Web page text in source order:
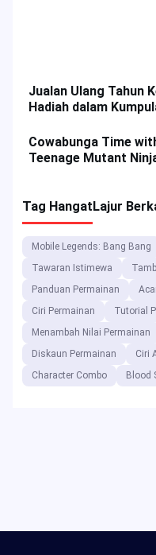
Jualan Ulang Tahun
Hadiah dalam
Cowabunga Time
Teenage Mutant
Tag HangatLajur
Mobile Legends: Bang Bang
Tawaran Istimewa
Panduan Permainan
Ciri Permainan
Tutorial
Menambah Nilai Permainan
Diskaun Permainan
Ciri
Character Combo
Blood